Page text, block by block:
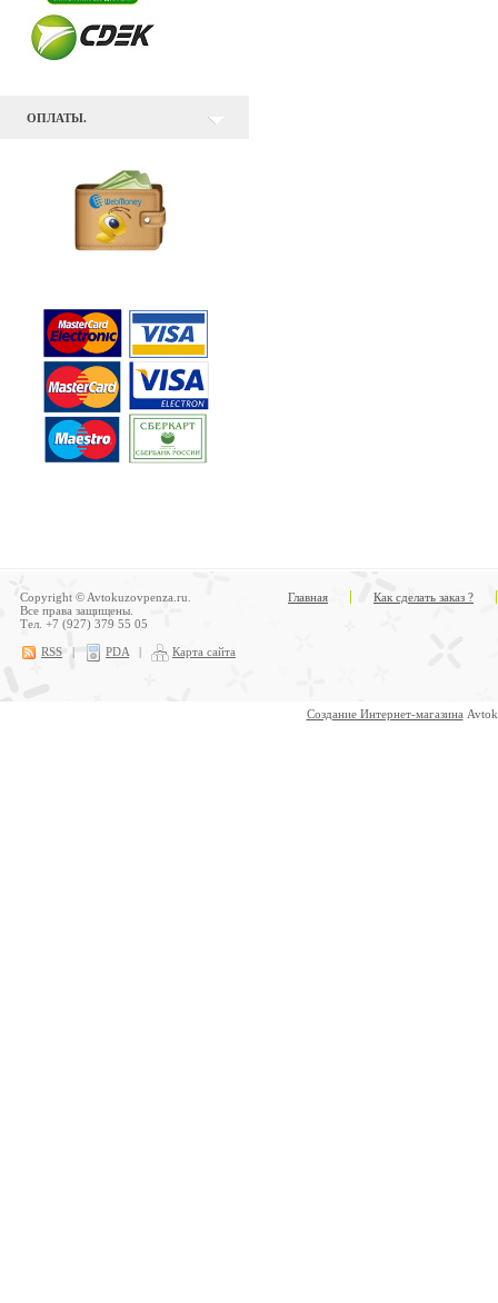
ОПЛАТЫ.
Copyright © Avtokuzovpenza.ru.
Все права защищены.
Тел. +7 (927) 379 55 05
RSS | PDA | Карта сайта
Главная Как сделать заказ ?
Создание Интернет-магазина